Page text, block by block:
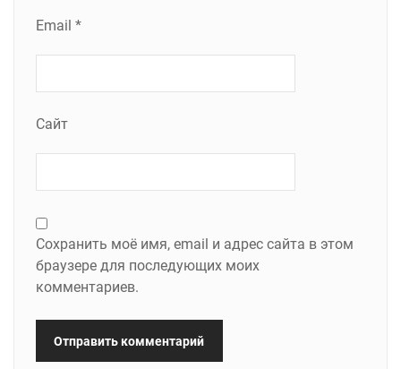
Email *
Сайт
Сохранить моё имя, email и адрес сайта в этом
браузере для последующих моих
комментариев.